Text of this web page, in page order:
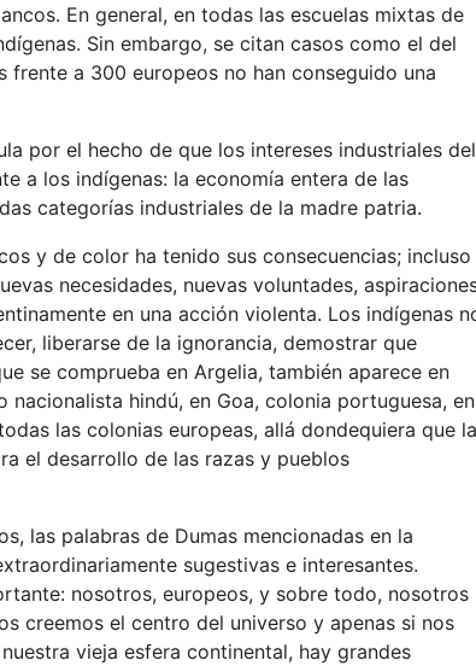
En general, en todas las escuelas mixtas de
Sin embargo, se citan casos como el del
a 300 europeos no han conseguido una
por el hecho de que los intereses industriales del
a los indígenas: la economía entera de las
categorías industriales de la madre patria.
y de color ha tenido sus consecuencias; incluso
necesidades, nuevas voluntades,
en una acción violenta. Los indígenas
liberarse de la ignorancia, demostrar que
se comprueba en Argelia, también aparece en
hindú, en Goa, colonia portuguesa, en
las colonias europeas, allá dondequiera que la
el desarrollo de las razas y pueblos
las palabras de Dumas mencionadas en la
sugestivas e interesantes.
nosotros, europeos, y sobre todo, nosotros
creemos el centro del universo y apenas si nos
vieja esfera continental, hay grandes